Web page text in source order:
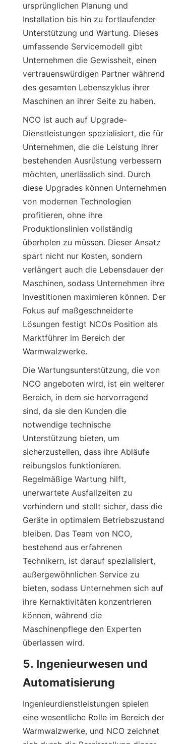
ursprünglichen Planung und
Installation bis hin zu fortlaufender
Unterstützung und Wartung. Dieses
umfassende Servicemodell gibt
Unternehmen die Gewissheit, einen
vertrauenswürdigen Partner während
des gesamten Lebenszyklus ihrer
Maschinen an ihrer Seite zu haben.
NCO ist auch auf Upgrade-
Dienstleistungen spezialisiert, die für
Unternehmen, die die Leistung ihrer
bestehenden Ausrüstung verbessern
möchten, unerlässlich sind. Durch
diese Upgrades können Unternehmen
von modernen Technologien
profitieren, ohne ihre
Produktionslinien vollständig
überholen zu müssen. Dieser Ansatz
spart nicht nur Kosten, sondern
verlängert auch die Lebensdauer der
Maschinen, sodass Unternehmen ihre
Investitionen maximieren können. Der
Fokus auf maßgeschneiderte
Lösungen festigt NCOs Position als
Marktführer im Bereich der
Warmwalzwerke.
Die Wartungsunterstützung, die von
NCO angeboten wird, ist ein weiterer
Bereich, in dem sie hervorragend
sind, da sie den Kunden die
notwendige technische
Unterstützung bieten, um
sicherzustellen, dass ihre Abläufe
reibungslos funktionieren.
Regelmäßige Wartung hilft,
unerwartete Ausfallzeiten zu
verhindern und stellt sicher, dass die
Geräte in optimalem Betriebszustand
bleiben. Das Team von NCO,
bestehend aus erfahrenen
Technikern, ist darauf spezialisiert,
außergewöhnlichen Service zu
bieten, sodass Unternehmen sich auf
ihre Kernaktivitäten konzentrieren
können, während die
Maschinenpflege den Experten
überlassen wird.
5. Ingenieurwesen und
Automatisierung
Ingenieurdienstleistungen spielen
eine wesentliche Rolle im Bereich der
Warmwalzwerke, und NCO zeichnet